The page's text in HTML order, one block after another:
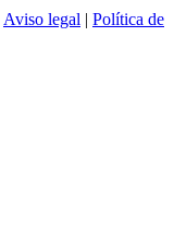
Aviso legal | Política de